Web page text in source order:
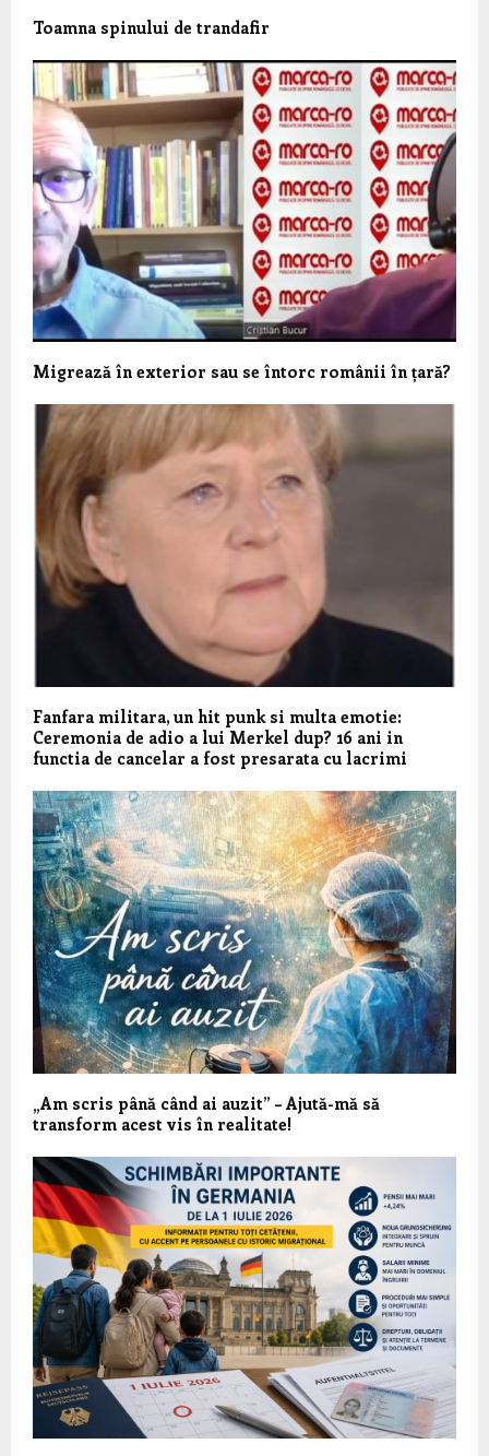
Toamna spinului de trandafir
Migrează în exterior sau se întorc românii în țară?
Fanfara militara, un hit punk si multa emotie:
Ceremonia de adio a lui Merkel dup? 16 ani in
functia de cancelar a fost presarata cu lacrimi
„Am scris până când ai auzit” – Ajută-mă să
transform acest vis în realitate!